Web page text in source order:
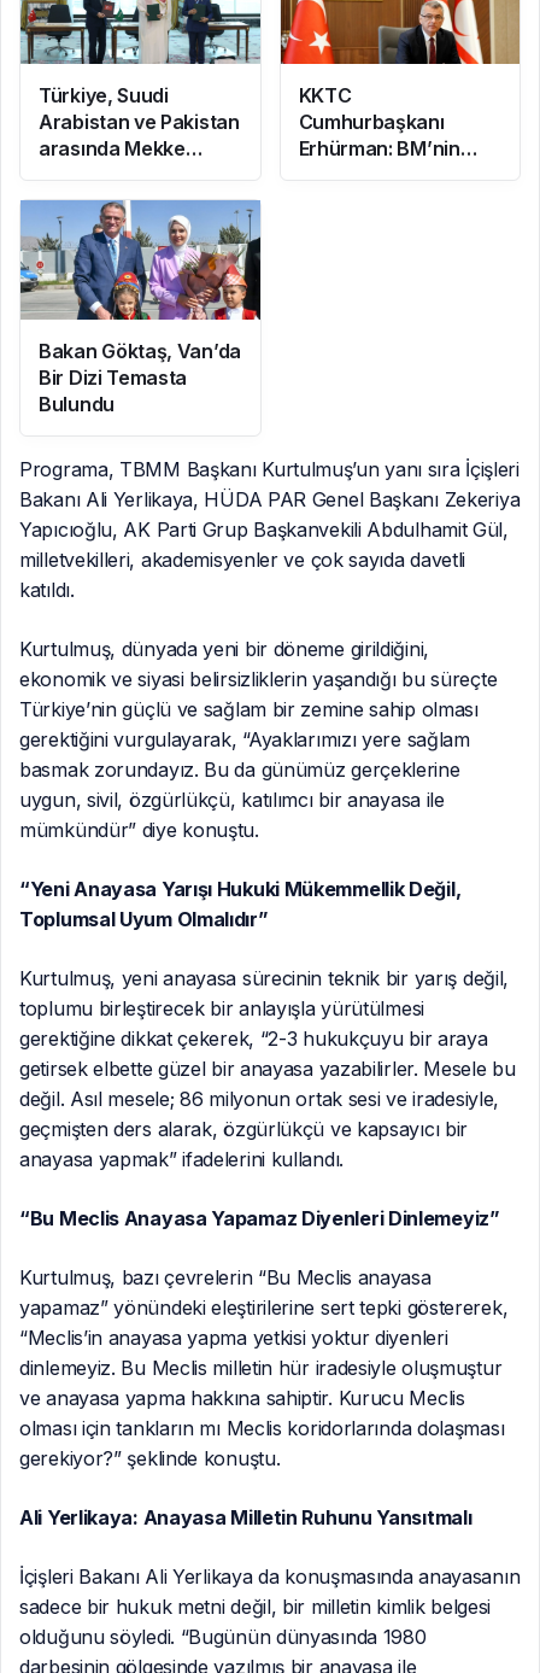
Türkiye, Suudi
Arabistan ve Pakistan
arasında Mekke
Ortak Savunma
Anlaşması imzalandı
KKTC
Cumhurbaşkanı
Erhürman: BM’nin
Mayın Temizleme
Bakan Göktaş, Van’da
Bir Dizi Temasta
Bulundu
Programa, TBMM Başkanı Kurtulmuş’un yanı sıra İçişleri
Bakanı Ali Yerlikaya, HÜDA PAR Genel Başkanı Zekeriya
Yapıcıoğlu, AK Parti Grup Başkanvekili Abdulhamit Gül,
milletvekilleri, akademisyenler ve çok sayıda davetli
katıldı.
Kurtulmuş, dünyada yeni bir döneme girildiğini,
ekonomik ve siyasi belirsizliklerin yaşandığı bu süreçte
Türkiye’nin güçlü ve sağlam bir zemine sahip olması
gerektiğini vurgulayarak, “Ayaklarımızı yere sağlam
basmak zorundayız. Bu da günümüz gerçeklerine
uygun, sivil, özgürlükçü, katılımcı bir anayasa ile
mümkündür” diye konuştu.
“Yeni Anayasa Yarışı Hukuki Mükemmellik Değil,
Toplumsal Uyum Olmalıdır”
Kurtulmuş, yeni anayasa sürecinin teknik bir yarış değil,
toplumu birleştirecek bir anlayışla yürütülmesi
gerektiğine dikkat çekerek, “2-3 hukukçuyu bir araya
getirsek elbette güzel bir anayasa yazabilirler. Mesele bu
değil. Asıl mesele; 86 milyonun ortak sesi ve iradesiyle,
geçmişten ders alarak, özgürlükçü ve kapsayıcı bir
anayasa yapmak” ifadelerini kullandı.
“Bu Meclis Anayasa Yapamaz Diyenleri Dinlemeyiz”
Kurtulmuş, bazı çevrelerin “Bu Meclis anayasa
yapamaz” yönündeki eleştirilerine sert tepki göstererek,
“Meclis’in anayasa yapma yetkisi yoktur diyenleri
dinlemeyiz. Bu Meclis milletin hür iradesiyle oluşmuştur
ve anayasa yapma hakkına sahiptir. Kurucu Meclis
olması için tankların mı Meclis koridorlarında dolaşması
gerekiyor?” şeklinde konuştu.
Ali Yerlikaya: Anayasa Milletin Ruhunu Yansıtmalı
İçişleri Bakanı Ali Yerlikaya da konuşmasında anayasanın
sadece bir hukuk metni değil, bir milletin kimlik belgesi
olduğunu söyledi. “Bugünün dünyasında 1980
darbesinin gölgesinde yazılmış bir anayasa ile